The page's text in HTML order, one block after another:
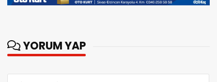
YORUM YAP